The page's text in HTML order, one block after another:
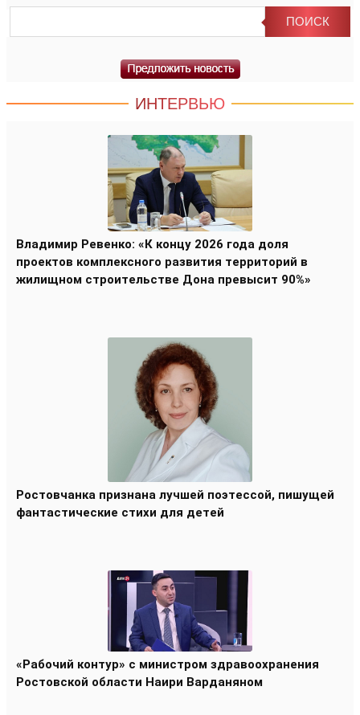
ИНТЕРВЬЮ
Владимир Ревенко: «К концу 2026 года доля
проектов комплексного развития территорий в
жилищном строительстве Дона превысит 90%»
Ростовчанка признана лучшей поэтессой, пишущей
фантастические стихи для детей
«Рабочий контур» с министром здравоохранения
Ростовской области Наири Варданяном